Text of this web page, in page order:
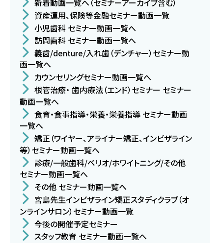
新着動画一覧へ（セミナーアーカイブ含む）
資産運用、保険等金融セミナー動画一覧
小児歯科 セミナー動画一覧へ
訪問歯科 セミナー動画一覧へ
義歯/denture/入れ歯（デンチャー）セミナー動
画一覧へ
カウンセリングセミナー動画一覧へ
根管治療・ 歯内療法（エンド）セミナー セミナー
動画一覧へ
食育・食事指導・栄養・栄養指導 セミナー動画
一覧へ
矯正（ワイヤー、アライナー矯正、インビザライン
等）セミナー動画一覧へ
診療/一般歯科/ペリオ/ホワイトニング/その他
セミナー動画一覧へ
その他 セミナー動画一覧へ
宮島先生インビザライン矯正スタディクラブ（オ
ンラインサロン）セミナー動画一覧
今後の開催予定セミナー
スタッフ教育 セミナー動画一覧へ